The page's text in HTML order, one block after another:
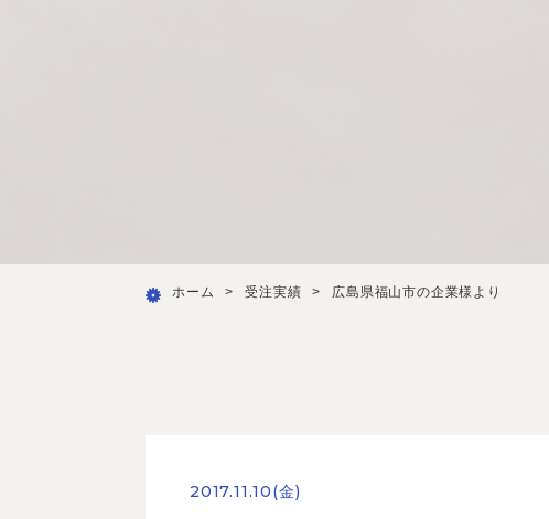
ホーム > 受注実績 > 広島県福山市の企業様より
2017.11.10(金)